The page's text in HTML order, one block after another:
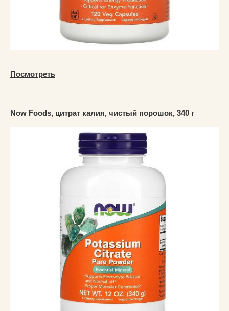
Посмотреть
Now Foods, цитрат калия, чистый порошок, 340 г